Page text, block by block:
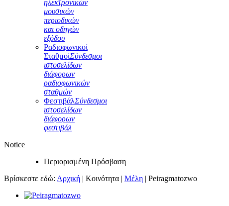
ηλεκτρονικών
μουσικών
περιοδικών
και οδηγών
εξόδου
Ραδιοφωνικοί
ΣταθμοίΣύνδεσμοι
ιστοσελίδων
διάφορων
ραδιοφωνικών
σταθμών
ΦεστιβάλΣύνδεσμοι
ιστοσελίδων
διάφορων
φεστιβάλ
Notice
Περιορισμένη Πρόσβαση
Βρίσκεστε εδώ: Αρχική | Κοινότητα | Μέλη | Peiragmatozwo